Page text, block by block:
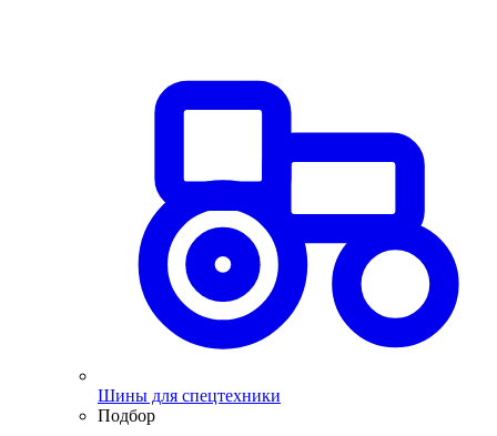
Шины для спецтехники
Подбор